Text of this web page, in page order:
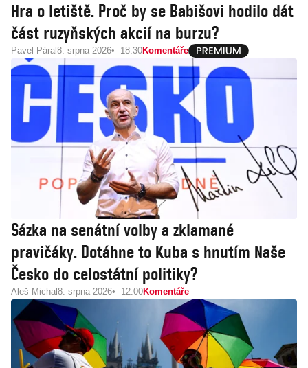
Hra o letiště. Proč by se Babišovi hodilo dát
část ruzyňských akcií na burzu?
Pavel Páral 8. srpna 2026 18:30Komentáře
Sázka na senátní volby a zklamané
pravičáky. Dotáhne to Kuba s hnutím Naše
Česko do celostátní politiky?
Aleš Michal 8. srpna 2026 12:00Komentáře